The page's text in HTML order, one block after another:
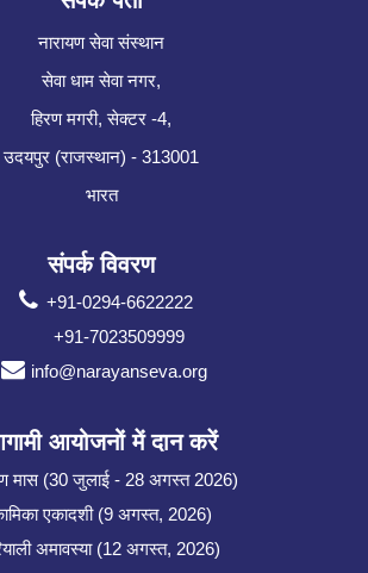
नारायण सेवा संस्थान
सेवा धाम सेवा नगर,
हिरण मगरी, सेक्टर -4,
उदयपुर (राजस्थान) - 313001
भारत
संपर्क विवरण
+91-0294-6622222
+91-7023509999
info@narayanseva.org
आयोजनों में दान करें
मास (30 जुलाई - 28 अगस्त 2026)
एकादशी (9 अगस्त, 2026)
अमावस्या (12 अगस्त, 2026)